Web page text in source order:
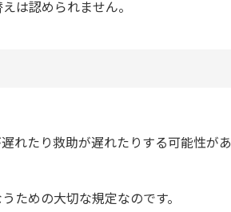
は認められません。
れたり救助が遅れたりする可能性があ
ための大切な規定なのです。